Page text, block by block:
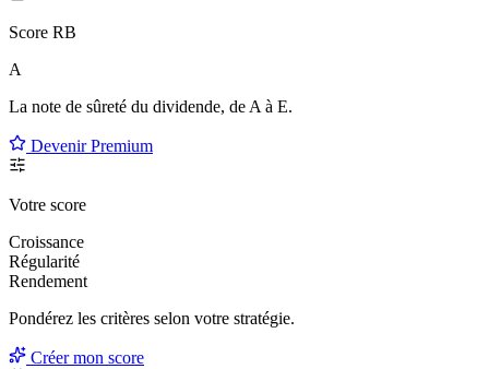
Score RB
A
La note de sûreté du dividende, de A à E.
Devenir Premium
Votre score
Croissance
Régularité
Rendement
Pondérez les critères selon votre stratégie.
Créer mon score